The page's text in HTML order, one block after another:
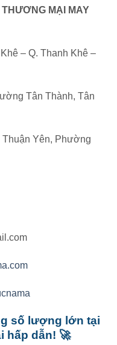
MẠI MAY
– Q. Thanh Khê –
Tân Thành, Tân
Thuận Yên, Phường
số lượng lớn tại
hấp dẫn! 🚀